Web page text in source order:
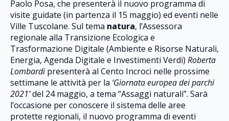
Paolo Posa, che presenterà il nuovo programma di
visite guidate (in partenza il 15 maggio) ed eventi nelle
Ville Tuscolane. Sul tema natura, l’Assessora
regionale alla Transizione Ecologica e
Trasformazione Digitale (Ambiente e Risorse Naturali,
Energia, Agenda Digitale e Investimenti Verdi) Roberta
Lombardipresenterà al Cento Incroci nelle prossime
settimane le attività per la ‘Giornata europea dei parchi
2021’del 24 maggio, a tema “Assaggi naturali”. Sarà
l’occasione per conoscere il sistema delle aree
protette regionali, il nuovo programma di eventi